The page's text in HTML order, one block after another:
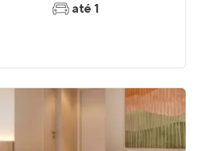
até 1